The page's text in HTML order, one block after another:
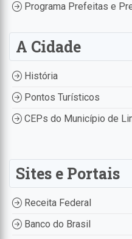
Programa Prefeitas e
A Cidade
História
Pontos Turísticos
CEPs do Município de
Sites e Portais
Receita Federal
Banco do Brasil